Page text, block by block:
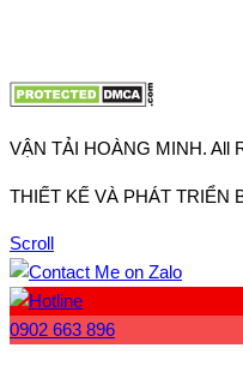
VẬN TẢI HOÀNG MINH. All
THIẾT KẾ VÀ PHÁT TRIỂN
Scroll
0902 663 896